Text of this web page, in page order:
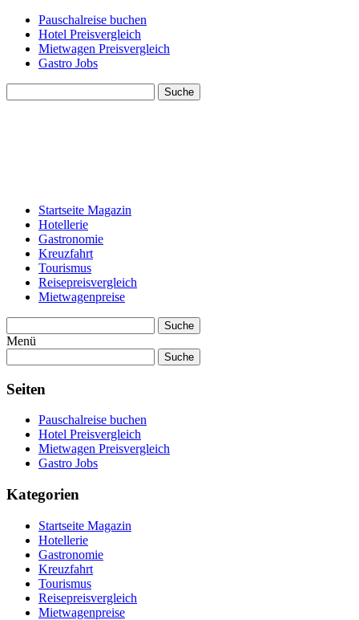
Pauschalreise buchen
Hotel Preisvergleich
Mietwagen Preisvergleich
Gastro Jobs
Suche
Startseite Magazin
Hotellerie
Gastronomie
Kreuzfahrt
Tourismus
Reisepreisvergleich
Mietwagenpreise
Suche
Menü
Suche
Seiten
Pauschalreise buchen
Hotel Preisvergleich
Mietwagen Preisvergleich
Gastro Jobs
Kategorien
Startseite Magazin
Hotellerie
Gastronomie
Kreuzfahrt
Tourismus
Reisepreisvergleich
Mietwagenpreise